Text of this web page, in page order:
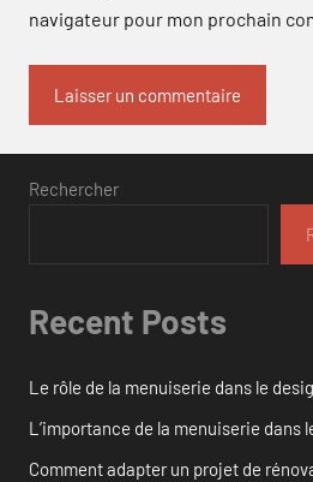
navigateur pour mon prochain
Rechercher
Recent Posts
Le rôle de la menuiserie dans le
L’importance de la menuiserie dans
Comment adapter un projet de